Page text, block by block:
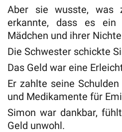
Aber sie wusste,
erkannte, dass es
Mädchen und ihrer
Die Schwester schickte
Das Geld war eine
Er zahlte seine
und Medikamente für
Simon war dankbar,
Geld unwohl.